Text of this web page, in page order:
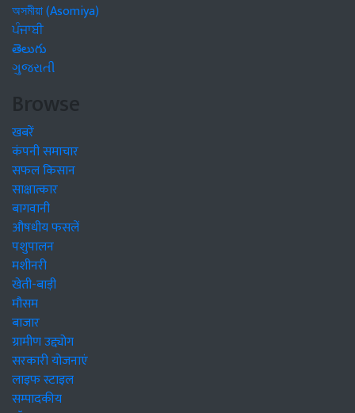
অসমীয়া (Asomiya)
ਪੰਜਾਬੀ
తెలుగు
ગુજરાતી
Browse
खबरें
कंपनी समाचार
सफल किसान
साक्षात्कार
बागवानी
औषधीय फसलें
पशुपालन
मशीनरी
खेती-बाड़ी
मौसम
बाजार
ग्रामीण उद्द्योग
सरकारी योजनाएं
लाइफ स्टाइल
सम्पादकीय